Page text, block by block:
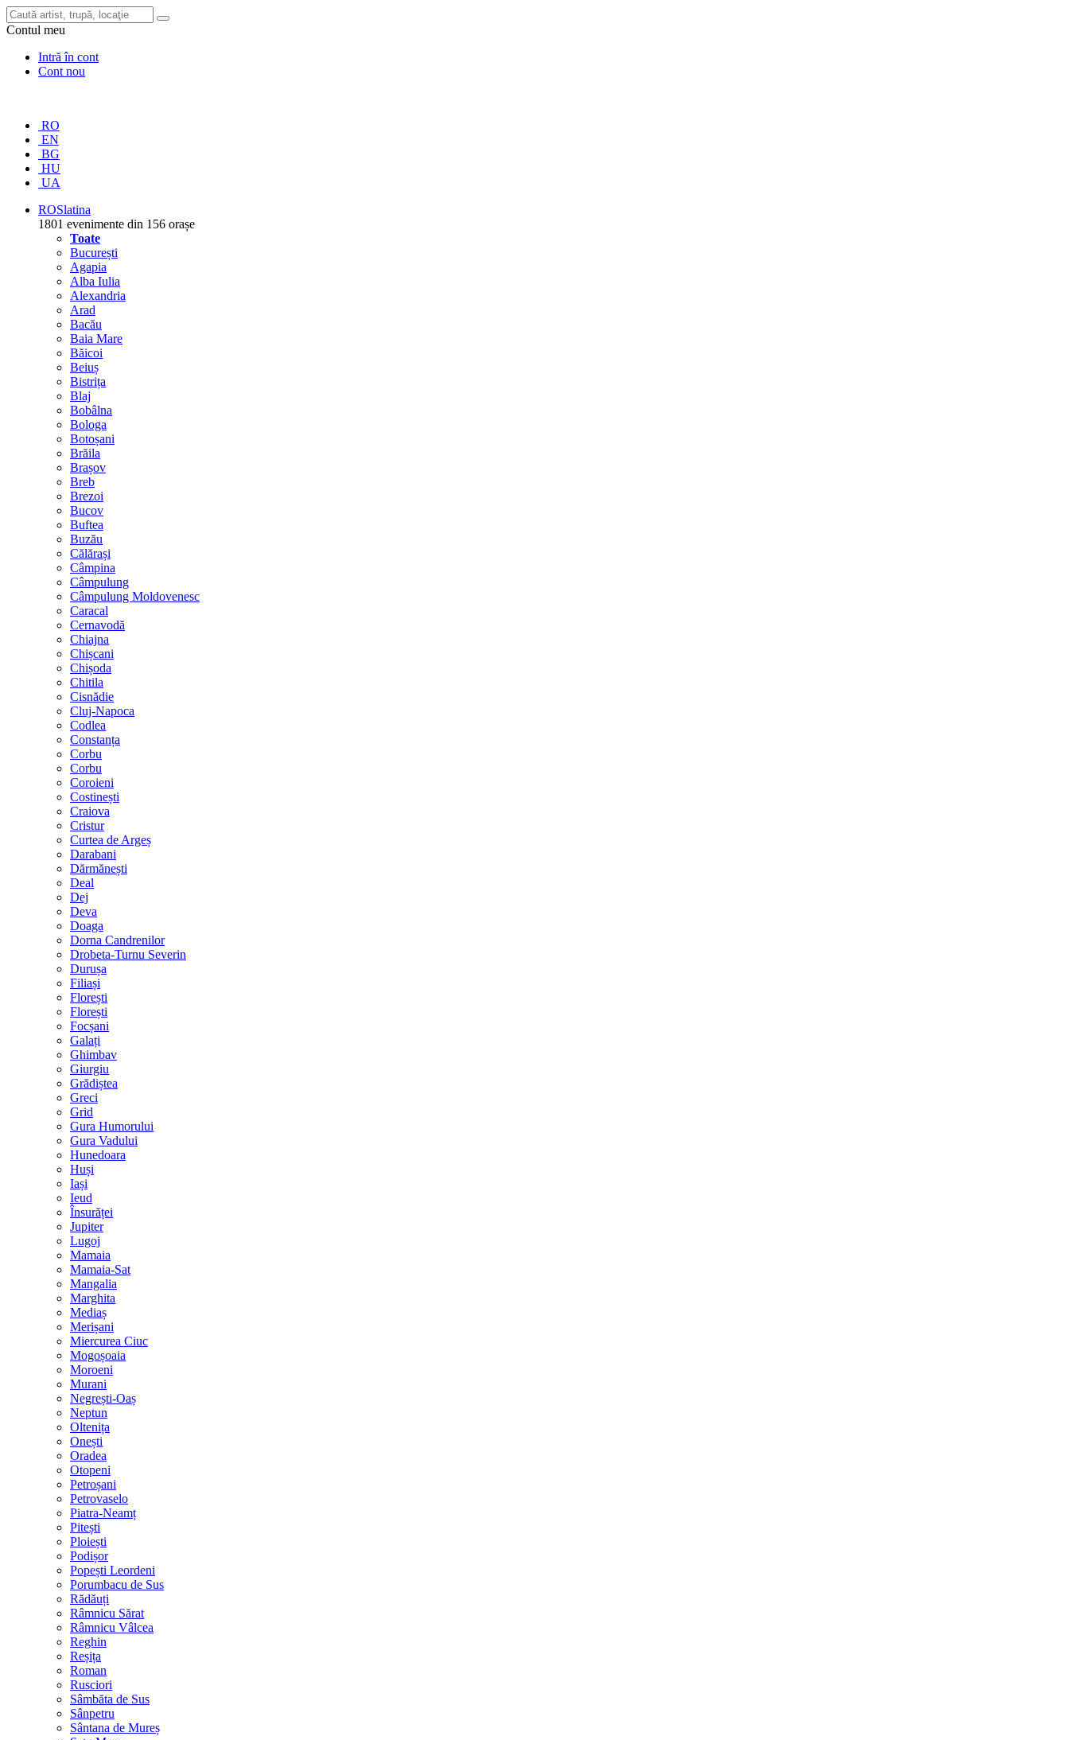
Contul meu
Intră în cont
Cont nou
RO
EN
BG
HU
UA
ROSlatina
1801 evenimente din 156 orașe
Toate
București
Agapia
Alba Iulia
Alexandria
Arad
Bacău
Baia Mare
Băicoi
Beiuș
Bistrița
Blaj
Bobâlna
Bologa
Botoșani
Brăila
Brașov
Breb
Brezoi
Bucov
Buftea
Buzău
Călărași
Câmpina
Câmpulung
Câmpulung Moldovenesc
Caracal
Cernavodă
Chiajna
Chișcani
Chișoda
Chitila
Cisnădie
Cluj-Napoca
Codlea
Constanța
Corbu
Corbu
Coroieni
Costinești
Craiova
Cristur
Curtea de Argeș
Darabani
Dărmănești
Deal
Dej
Deva
Doaga
Dorna Candrenilor
Drobeta-Turnu Severin
Durușa
Filiași
Florești
Florești
Focșani
Galați
Ghimbav
Giurgiu
Grădiștea
Greci
Grid
Gura Humorului
Gura Vadului
Hunedoara
Huși
Iași
Ieud
Însurăței
Jupiter
Lugoj
Mamaia
Mamaia-Sat
Mangalia
Marghita
Mediaș
Merișani
Miercurea Ciuc
Mogoșoaia
Moroeni
Murani
Negrești-Oaș
Neptun
Oltenița
Onești
Oradea
Otopeni
Petroșani
Petrovaselo
Piatra-Neamț
Pitești
Ploiești
Podișor
Popești Leordeni
Porumbacu de Sus
Rădăuți
Râmnicu Sărat
Râmnicu Vâlcea
Reghin
Reșița
Roman
Rusciori
Sâmbăta de Sus
Sânpetru
Sântana de Mureș